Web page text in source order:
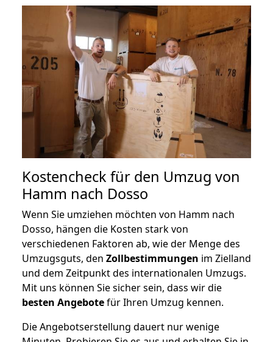
Kostencheck für den Umzug von
Hamm nach Dosso
Wenn Sie umziehen möchten von Hamm nach
Dosso, hängen die Kosten stark von
verschiedenen Faktoren ab, wie der Menge des
Umzugsguts, den Zollbestimmungen im Zielland
und dem Zeitpunkt des internationalen Umzugs.
Mit uns können Sie sicher sein, dass wir die
besten Angebotefür Ihren Umzug kennen.
Die Angebotserstellung dauert nur wenige